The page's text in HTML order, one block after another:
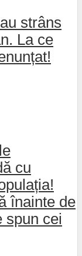
strâns
La ce
cu
înainte de
spun cei